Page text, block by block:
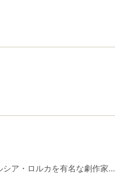
ア・ロルカを有名な劇作家…